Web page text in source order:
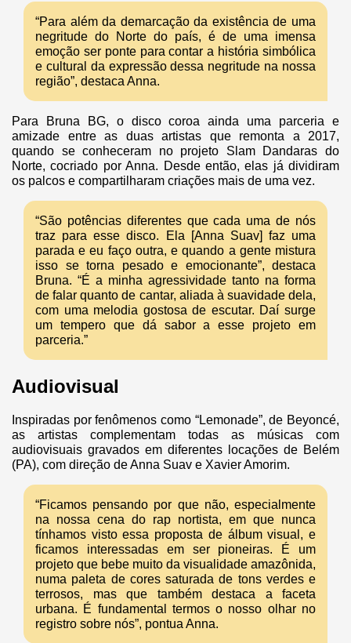
“Para além da demarcação da existência de uma
negritude do Norte do país, é de uma imensa
emoção ser ponte para contar a história simbólica
e cultural da expressão dessa negritude na nossa
região”, destaca Anna.
Para Bruna BG, o disco coroa ainda uma parceria e
amizade entre as duas artistas que remonta a 2017,
quando se conheceram no projeto Slam Dandaras do
Norte, cocriado por Anna. Desde então, elas já dividiram
os palcos e compartilharam criações mais de uma vez.
“São potências diferentes que cada uma de nós
traz para esse disco. Ela [Anna Suav] faz uma
parada e eu faço outra, e quando a gente mistura
isso se torna pesado e emocionante”, destaca
Bruna. “É a minha agressividade tanto na forma
de falar quanto de cantar, aliada à suavidade dela,
com uma melodia gostosa de escutar. Daí surge
um tempero que dá sabor a esse projeto em
parceria.”
Audiovisual
Inspiradas por fenômenos como “Lemonade”, de Beyoncé,
as artistas complementam todas as músicas com
audiovisuais gravados em diferentes locações de Belém
(PA), com direção de Anna Suav e Xavier Amorim.
“Ficamos pensando por que não, especialmente
na nossa cena do rap nortista, em que nunca
tínhamos visto essa proposta de álbum visual, e
ficamos interessadas em ser pioneiras. É um
projeto que bebe muito da visualidade amazônida,
numa paleta de cores saturada de tons verdes e
terrosos, mas que também destaca a faceta
urbana. É fundamental termos o nosso olhar no
registro sobre nós”, pontua Anna.